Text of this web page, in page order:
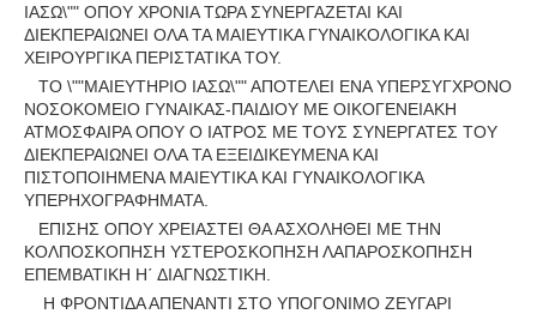
ΙΑΣΩ\"" ΟΠΟΥ ΧΡΟΝΙΑ ΤΩΡΑ ΣΥΝΕΡΓΑΖΕΤΑΙ ΚΑΙ
ΔΙΕΚΠΕΡΑΙΩΝΕΙ ΟΛΑ ΤΑ ΜΑΙΕΥΤΙΚΑ ΓΥΝΑΙΚΟΛΟΓΙΚΑ ΚΑΙ
ΧΕΙΡΟΥΡΓΙΚΑ ΠΕΡΙΣΤΑΤΙΚΑ ΤΟΥ.
ΤΟ \""ΜΑΙΕΥΤΗΡΙΟ ΙΑΣΩ\"" ΑΠΟΤΕΛΕΙ ΕΝΑ ΥΠΕΡΣΥΓΧΡΟΝΟ
ΝΟΣΟΚΟΜΕΙΟ ΓΥΝΑΙΚΑΣ-ΠΑΙΔΙΟΥ ΜΕ ΟΙΚΟΓΕΝΕΙΑΚΗ
ΑΤΜΟΣΦΑΙΡΑ ΟΠΟΥ Ο ΙΑΤΡΟΣ ΜΕ ΤΟΥΣ ΣΥΝΕΡΓΑΤΕΣ ΤΟΥ
ΔΙΕΚΠΕΡΑΙΩΝΕΙ ΟΛΑ ΤΑ ΕΞΕΙΔΙΚΕΥΜΕΝΑ ΚΑΙ
ΠΙΣΤΟΠΟΙΗΜΕΝΑ ΜΑΙΕΥΤΙΚΑ ΚΑΙ ΓΥΝΑΙΚΟΛΟΓΙΚΑ
ΥΠΕΡΗΧΟΓΡΑΦΗΜΑΤΑ.
ΕΠΙΣΗΣ ΟΠΟΥ ΧΡΕΙΑΣΤΕΙ ΘΑ ΑΣΧΟΛΗΘΕΙ ΜΕ ΤΗΝ
ΚΟΛΠΟΣΚΟΠΗΣΗ ΥΣΤΕΡΟΣΚΟΠΗΣΗ ΛΑΠΑΡΟΣΚΟΠΗΣΗ
ΕΠΕΜΒΑΤΙΚΗ Η΄ ΔΙΑΓΝΩΣΤΙΚΗ.
Η ΦΡΟΝΤΙΔΑ ΑΠΕΝΑΝΤΙ ΣΤΟ ΥΠΟΓΟΝΙΜΟ ΖΕΥΓΑΡΙ